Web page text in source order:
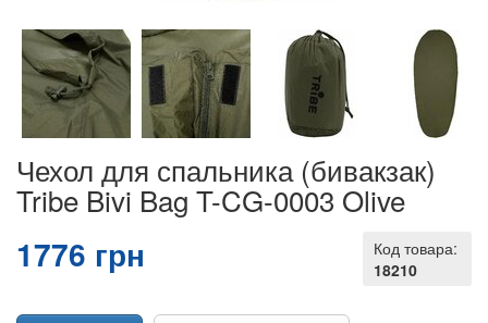
Чехол для спальника (бивакзак)
Tribe Bivi Bag T-CG-0003 Olive
Код товара:
18210
1776 грн